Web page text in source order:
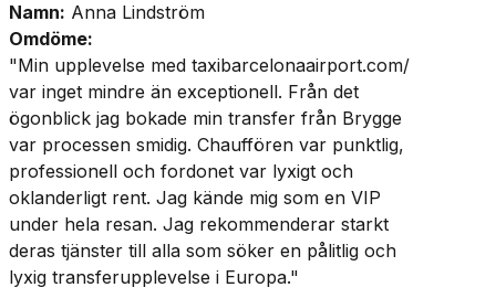
Namn: Anna Lindström
Omdöme:
"Min upplevelse med taxibarcelonaairport.com/
var inget mindre än exceptionell. Från det
ögonblick jag bokade min transfer från Brygge
var processen smidig. Chauffören var punktlig,
professionell och fordonet var lyxigt och
oklanderligt rent. Jag kände mig som en VIP
under hela resan. Jag rekommenderar starkt
deras tjänster till alla som söker en pålitlig och
lyxig transferupplevelse i Europa."